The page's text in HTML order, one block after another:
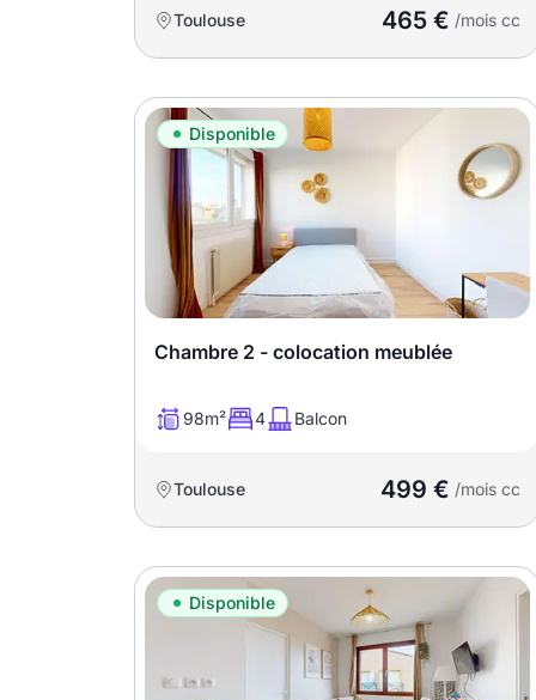
promotions sur honoraires
Toulouse 465 € /mois cc
Disponible
Chambre 2 - colocation meublée
98m² 4 Balcon
Toulouse 499 € /mois cc
Disponible